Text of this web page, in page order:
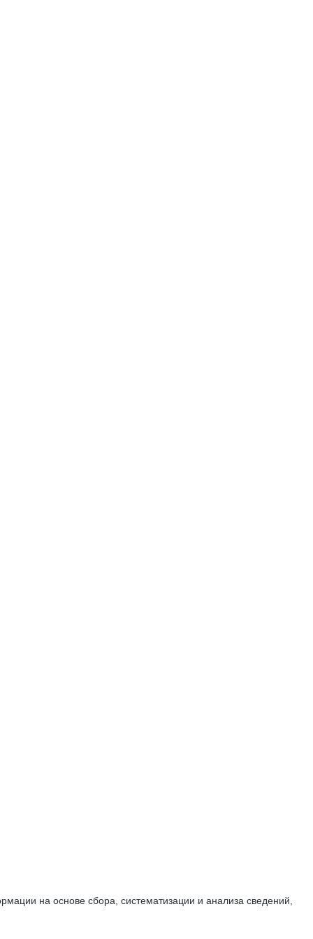
на основе сбора, систематизации и анализа сведений,